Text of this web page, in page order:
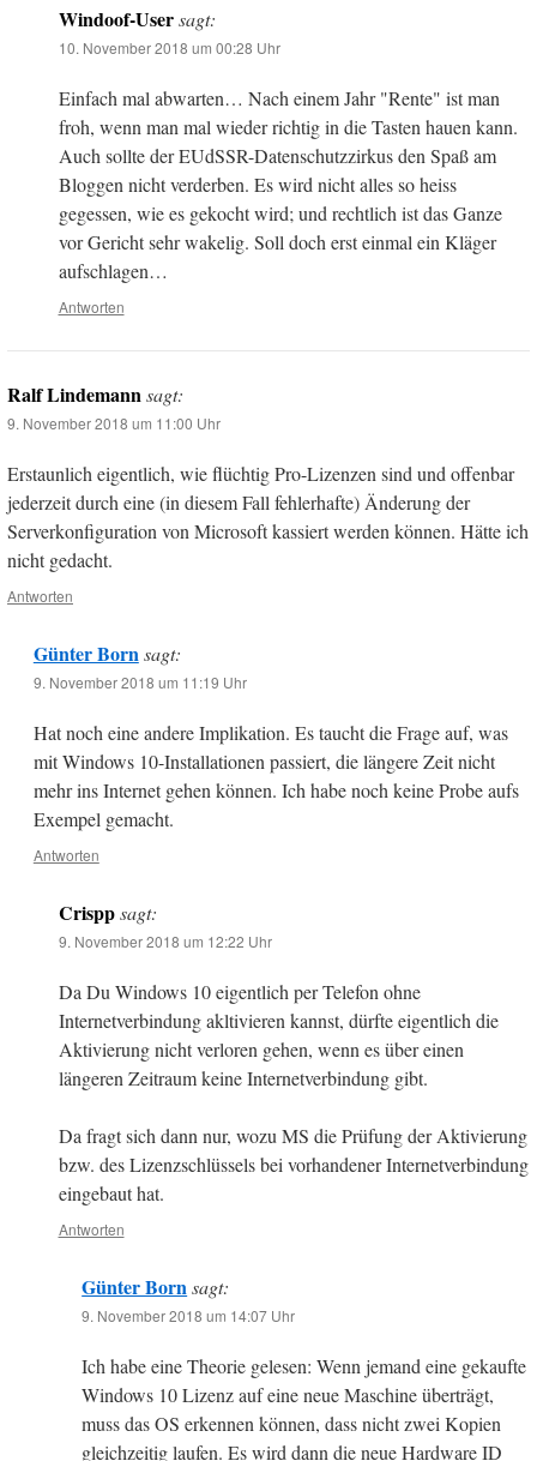
Windoof-User sagt:
10. November 2018 um 00:28 Uhr
Einfach mal abwarten… Nach einem Jahr "Rente" ist man
froh, wenn man mal wieder richtig in die Tasten hauen kann.
Auch sollte der EUdSSR-Datenschutzzirkus den Spaß am
Bloggen nicht verderben. Es wird nicht alles so heiss
gegessen, wie es gekocht wird; und rechtlich ist das Ganze
vor Gericht sehr wakelig. Soll doch erst einmal ein Kläger
aufschlagen…
Antworten
Ralf Lindemannsagt:
9. November 2018 um 11:00 Uhr
Erstaunlich eigentlich, wie flüchtig Pro-Lizenzen sind und offenbar
jederzeit durch eine (in diesem Fall fehlerhafte) Änderung der
Serverkonfiguration von Microsoft kassiert werden können. Hätte ich
nicht gedacht.
Antworten
Günter Born sagt:
9. November 2018 um 11:19 Uhr
Hat noch eine andere Implikation. Es taucht die Frage auf, was
mit Windows 10-Installationen passiert, die längere Zeit nicht
mehr ins Internet gehen können. Ich habe noch keine Probe aufs
Exempel gemacht.
Antworten
Crispp sagt:
9. November 2018 um 12:22 Uhr
Da Du Windows 10 eigentlich per Telefon ohne
Internetverbindung akltivieren kannst, dürfte eigentlich die
Aktivierung nicht verloren gehen, wenn es über einen
längeren Zeitraum keine Internetverbindung gibt.
Da fragt sich dann nur, wozu MS die Prüfung der Aktivierung
bzw. des Lizenzschlüssels bei vorhandener Internetverbindung
eingebaut hat.
Antworten
Günter Bornsagt:
9. November 2018 um 14:07 Uhr
Ich habe eine Theorie gelesen: Wenn jemand eine gekaufte
Windows 10 Lizenz auf eine neue Maschine überträgt,
muss das OS erkennen können, dass nicht zwei Kopien
gleichzeitig laufen. Es wird dann die neue Hardware ID